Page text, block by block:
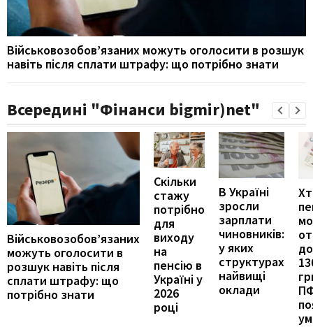
Військовозобов’язаних можуть оголосити в розшук
навіть після сплати штрафу: що потрібно знати
Всередині "Фінанси bigmir)net"
Військовозобов’язаних
можуть оголосити в
розшук навіть після
сплати штрафу: що
потрібно знати
Скільки
стажу
потрібно
для
виходу
на
пенсію в
Україні у
2026
році
В Україні
зросли
зарплати
чиновників:
у яких
структурах
найвищі
оклади